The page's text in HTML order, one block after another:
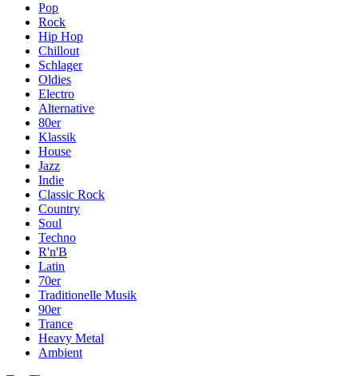
Pop
Rock
Hip Hop
Chillout
Schlager
Oldies
Electro
Alternative
80er
Klassik
House
Jazz
Indie
Classic Rock
Country
Soul
Techno
R'n'B
Latin
70er
Traditionelle Musik
90er
Trance
Heavy Metal
Ambient